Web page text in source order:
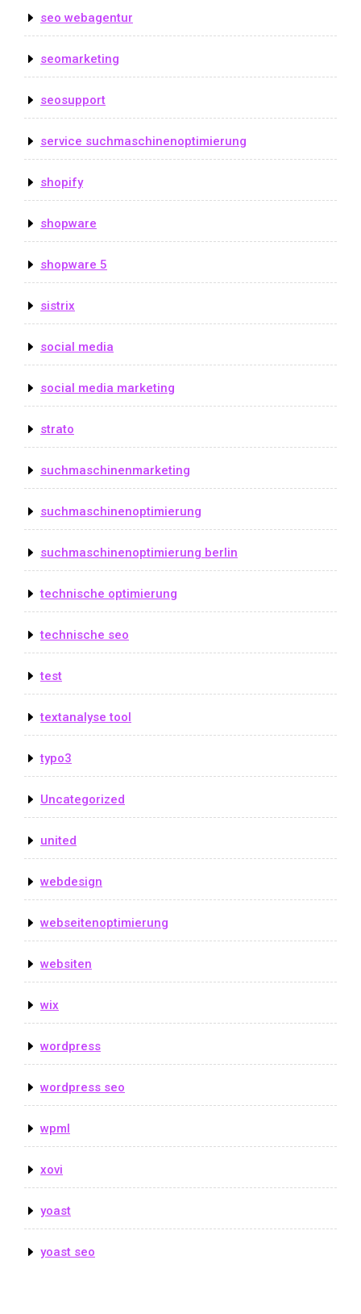
seo webagentur
seomarketing
seosupport
service suchmaschinenoptimierung
shopify
shopware
shopware 5
sistrix
social media
social media marketing
strato
suchmaschinenmarketing
suchmaschinenoptimierung
suchmaschinenoptimierung berlin
technische optimierung
technische seo
test
textanalyse tool
typo3
Uncategorized
united
webdesign
webseitenoptimierung
websiten
wix
wordpress
wordpress seo
wpml
xovi
yoast
yoast seo